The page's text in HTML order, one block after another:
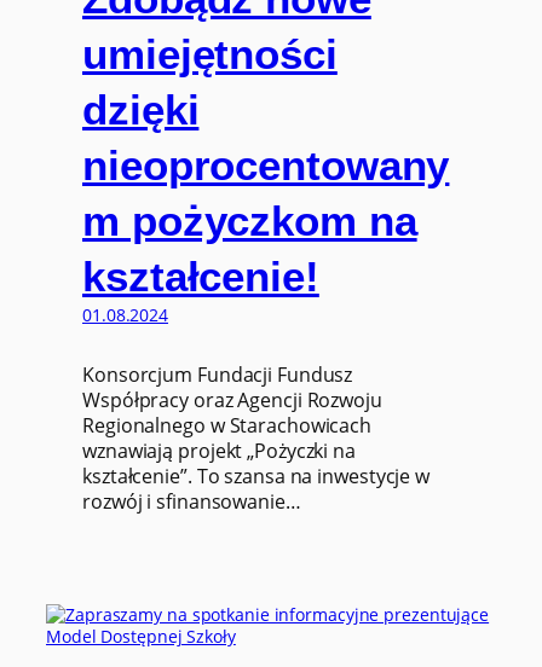
umiejętności
dzięki
nieoprocentowany
m pożyczkom na
kształcenie!
01.08.2024
Konsorcjum Fundacji Fundusz
Współpracy oraz Agencji Rozwoju
Regionalnego w Starachowicach
wznawiają projekt „Pożyczki na
kształcenie”. To szansa na inwestycje w
rozwój i sfinansowanie…